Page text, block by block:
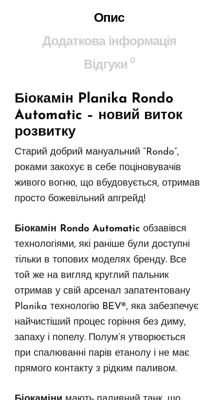
Опис
Додаткова інформація
Відгуки 0
Біокамін Planika Rondo
Automatic – новий виток
розвитку
Старий добрий мануальний “Rondo”,
роками закохує в себе поціновувачів
живого вогню, що вбудовується, отримав
просто божевільний апгрейд!
Біокамін Rondo Automatic обзавівся
технологіями, які раніше були доступні
тільки в топових моделях бренду. Все
той же на вигляд круглий пальник
отримав у свій арсенал запатентовану
Planika технологію BEV®, яка забезпечує
найчистіший процес горіння без диму,
запаху і попелу. Полум’я утворюється
при спалюванні парів етанолу і не має
прямого контакту з рідким паливом.